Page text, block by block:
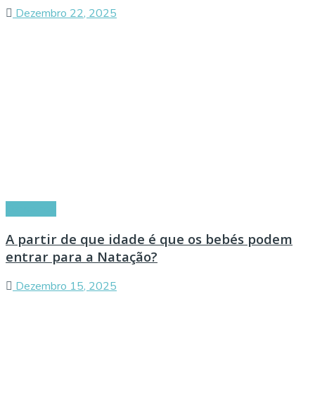
Dezembro 22, 2025
A partir de que idade é que os bebés podem
entrar para a Natação?
Dezembro 15, 2025